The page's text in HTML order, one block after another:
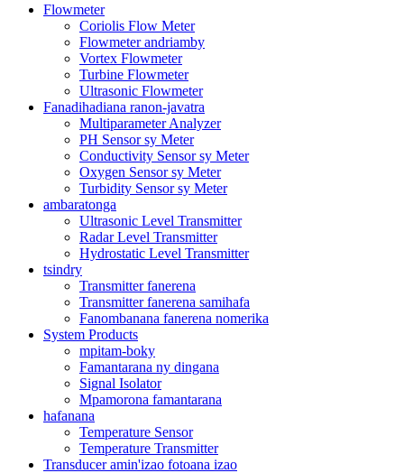
Flowmeter
Coriolis Flow Meter
Flowmeter andriamby
Vortex Flowmeter
Turbine Flowmeter
Ultrasonic Flowmeter
Fanadihadiana ranon-javatra
Multiparameter Analyzer
PH Sensor sy Meter
Conductivity Sensor sy Meter
Oxygen Sensor sy Meter
Turbidity Sensor sy Meter
ambaratonga
Ultrasonic Level Transmitter
Radar Level Transmitter
Hydrostatic Level Transmitter
tsindry
Transmitter fanerena
Transmitter fanerena samihafa
Fanombanana fanerena nomerika
System Products
mpitam-boky
Famantarana ny dingana
Signal Isolator
Mpamorona famantarana
hafanana
Temperature Sensor
Temperature Transmitter
Transducer amin'izao fotoana izao